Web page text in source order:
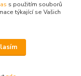
s použitím souborů
týkající se Vašich